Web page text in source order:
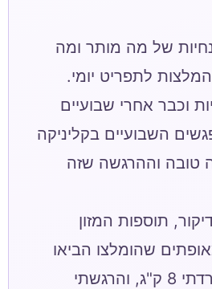
של מה מותר ומה
לתפריט יומי.
וכבר אחרי שבועיים
המפגשים השבועיים בקליניקה
טובה וההרגשה שזה
תוספות המזון
שהומלצו הביאו
לירידה במשקל וירדתי 8 ק"ג, והרגשתי